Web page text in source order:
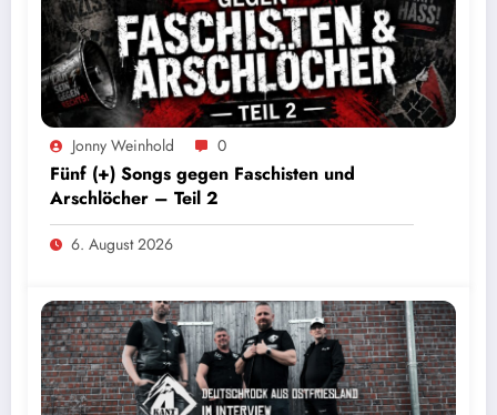
Jonny Weinhold 0
Fünf (+) Songs gegen Faschisten und
Arschlöcher – Teil 2
6. August 2026